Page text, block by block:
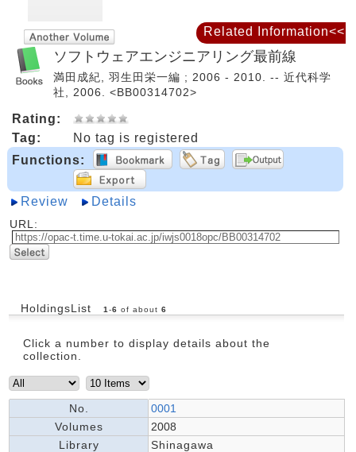
ソフトウェアエンジニアリング最前線
満田成紀, 羽生田栄一編 ; 2006 - 2010. -- 近代科学
社, 2006. <BB00314702>
Rating:
Tag:
No tag is registered
Functions:
Review Details
URL:
HoldingsList 1 -6 of about 6
Click a number to display details about the
collection.
No.
0001
Volumes
2008
Library
Shinagawa
Related Information<<